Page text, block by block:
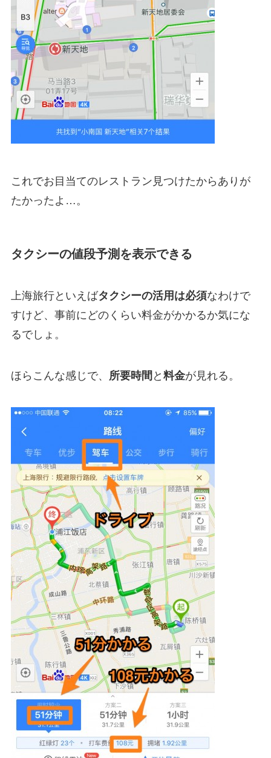
これでお目当てのレストラン見つけたからありが
たかったよ…。
タクシーの値段予測を表示できる
上海旅行といえばタクシーの活用は必須なわけで
すけど、事前にどのくらい料金がかかるか気にな
るでしょ。
ほらこんな感じで、 所要時間 と 料金が見れる。